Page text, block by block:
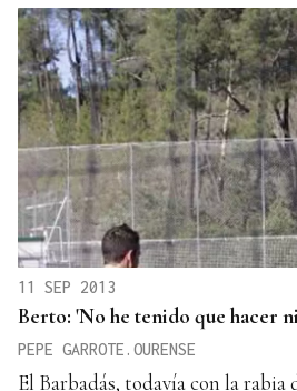
11 SEP 2013
Berto: 'No he tenido que hacer
PEPE GARROTE.OURENSE
El Barbadás, todavía con la rabia